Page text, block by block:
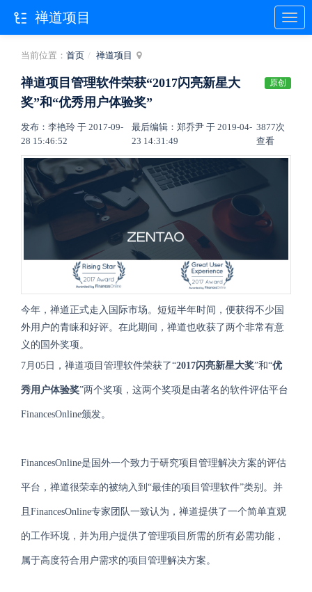
当前位置： 首页 禅道项目
禅道项目管理软件荣获“2017闪亮新星大
奖”和“优秀用户体验奖”
原创
发布：李艳玲 于 2017-09-
28 15:46:52
最后编辑：郑乔尹 于 2019-04-
23 14:31:49
3877次
查看
今年，禅道正式走入国际市场。短短半年时间，便获得不少国
外用户的青睐和好评。在此期间，禅道也收获了 两个非常有意
义的国外奖项。
7月05日， 禅道项目管理软件荣获了“2017闪亮新星大奖”和“优
秀用户体验奖”两个奖项，这两个奖项是由著名的软件评估平台
FinancesOnline颁发。
FinancesOnline是国外一个致力于研究项目管理解决方案的评估
平台 ， 禅道很荣幸的被纳入到 “最佳的项目管理软件”类别。并
且 FinancesOnline专家团队一致认为， 禅道提供了一个简单直观
的工作环境，并为用户提供了管理项目所需的所有必需功能 ，
属于高度符合用户需求的项目管理解决方案。
禅道项目